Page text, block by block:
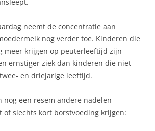
neemt de concentratie aan
nog verder toe. Kinderen die
meer krijgen op peuterleeftijd zijn
ernstiger ziek dan kinderen die niet
en driejarige leeftijd.
nog een resem andere nadelen
of slechts kort borstvoeding krijgen: